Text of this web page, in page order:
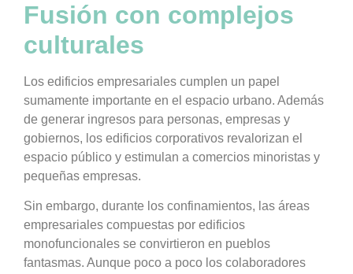
Fusión con complejos
culturales
Los edificios empresariales cumplen un papel
sumamente importante en el espacio urbano. Además
de generar ingresos para personas, empresas y
gobiernos, los edificios corporativos revalorizan el
espacio público y estimulan a comercios minoristas y
pequeñas empresas.
Sin embargo, durante los confinamientos, las áreas
empresariales compuestas por edificios
monofuncionales se convirtieron en pueblos
fantasmas. Aunque poco a poco los colaboradores